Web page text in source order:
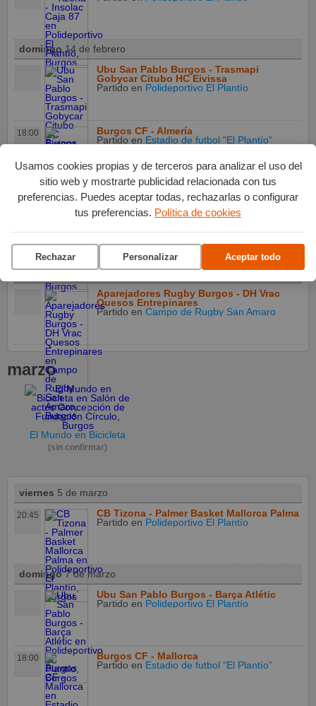
Usamos cookies propias y de terceros para analizar el uso del
sitio web y mostrarte publicidad relacionada con tus
preferencias. Puedes aceptar todas, rechazarlas o configurar
tus preferencias. Política de cookies
Rechazar Personalizar Aceptar todo
domingo14 de febrero
Ubu San Pablo Burgos - Trasmapi
Gobycar Citubo HC Eivissa
Partido en Polideportivo El Plantío
18:00
Burgos CF - Almería
Partido en Estadio de futbol "El Plantío"
viernes 19 de febrero
CB Tizona - Hestia Menorca
domingo21 de febrero
Aparejadores Rugby Burgos - DH Vrac
Quesos Entrepinares
Partido en Campo de Rugby San Amaro
marzo
El Mundo en Bicicleta
(sin confirmar)
viernes 5 de marzo
20:45
CB Tizona - Palmer Basket Mallorca Palma
Partido en Polideportivo El Plantío
domingo7 de marzo
Ubu San Pablo Burgos - Barça Atlétic
Partido en Polideportivo El Plantío
18:00
Burgos CF - Mallorca
Partido en Estadio de futbol "El Plantío"